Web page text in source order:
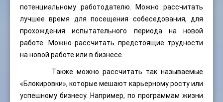
потенциальному работодателю. Можно рассчитать
лучшее время для посещения собеседования, для
прохождения испытательного периода на новой
работе. Можно рассчитать предстоящие трудности
на новой работе или в бизнесе.
Также можно рассчитать так называемые
«Блокировки», которые мешают карьерному росту или
успешному бизнесу. Например, по программам жизни